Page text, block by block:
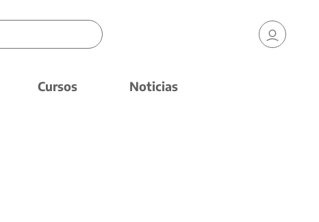
Cursos Noticias